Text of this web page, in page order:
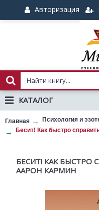
Авторизация
КАТАЛОГ
Главная Психология и
Бесит! Как быстро
БЕСИТ! КАК БЫСТРО
ААРОН КАРМИН